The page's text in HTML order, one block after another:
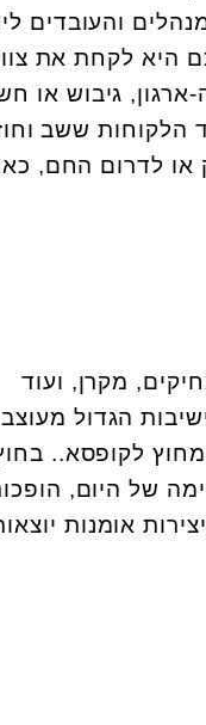
והעובדים
היא לקחת את
גיבוש או
ששב
או לדרום החם,
מקרן, ועוד
הגדול מעוצב
לקופסא..
של היום,
אומנות